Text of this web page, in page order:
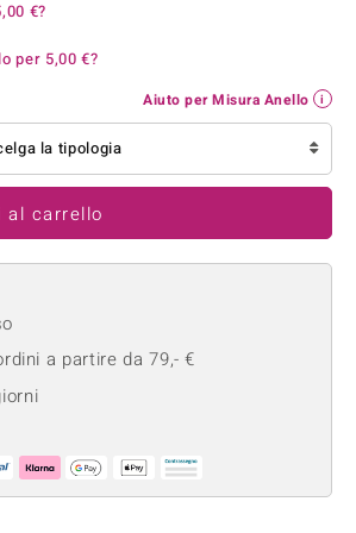
26
29
Fluorite
Tormalina
€?
per 5,00 €?
Aiuto per Misura Anello
la tipologia
al carrello
a partire da 79,- €